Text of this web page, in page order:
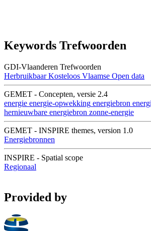
Keywords Trefwoorden
GDI-Vlaanderen Trefwoorden
Herbruikbaar Kosteloos Vlaamse Open data
GEMET - Concepten, versie 2.4
energie energie-opwekking energiebron
hernieuwbare energiebron zonne-energie
GEMET - INSPIRE themes, version 1.0
Energiebronnen
INSPIRE - Spatial scope
Regionaal
Provided by